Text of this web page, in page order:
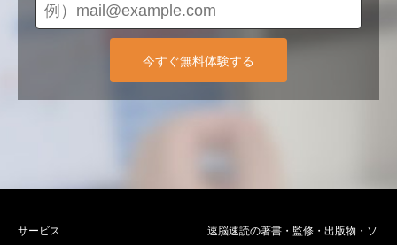
今すぐ無料体験する
サービス
速脳速読の著書・監修・出版物・ソ